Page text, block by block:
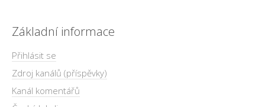
Základní informace
Přihlásit se
Zdroj kanálů (příspěvky)
Kanál komentářů